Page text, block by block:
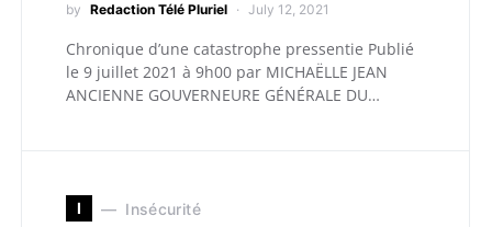
by Redaction Télé Pluriel July 12, 2021
Chronique d’une catastrophe pressentie Publié
le 9 juillet 2021 à 9h00 par MICHAËLLE JEAN
ANCIENNE GOUVERNEURE GÉNÉRALE DU…
I Insécurité